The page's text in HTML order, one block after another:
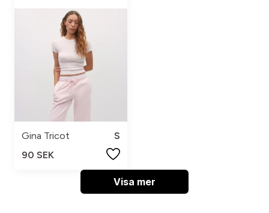
Gina Tricot
S
90 SEK
Visa mer